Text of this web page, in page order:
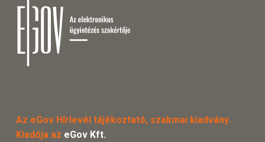
Az eGov Hírlevél tájékoztató, szakmai kiadvány.
Kiadója az eGov Kft.